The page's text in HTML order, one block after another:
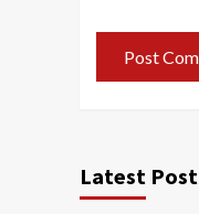
Latest Post